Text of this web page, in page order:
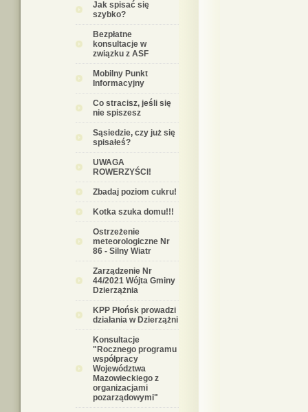
Jak spisać się
szybko?
Bezpłatne
konsultacje w
związku z ASF
Mobilny Punkt
Informacyjny
Co stracisz, jeśli się
nie spiszesz
Sąsiedzie, czy już się
spisałeś?
UWAGA
ROWERZYŚCI!
Zbadaj poziom cukru!
Kotka szuka domu!!!
Ostrzeżenie
meteorologiczne Nr
86 - Silny Wiatr
Zarządzenie Nr
44/2021 Wójta Gminy
Dzierzążnia
KPP Płońsk prowadzi
działania w Dzierzążni
Konsultacje
"Rocznego programu
współpracy
Województwa
Mazowieckiego z
organizacjami
pozarządowymi"